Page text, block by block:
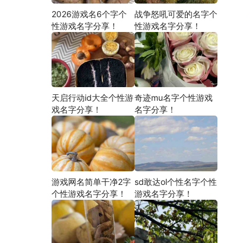
2026游戏名6个字个
性游戏名字分享！
战争怒吼可爱的名字个
性游戏名字分享！
天启行动id大全个性游
戏名字分享！
奇迹mu名字个性游戏
名字分享！
游戏网名简单干净2字
个性游戏名字分享！
sd敢达ol个性名字个性
游戏名字分享！